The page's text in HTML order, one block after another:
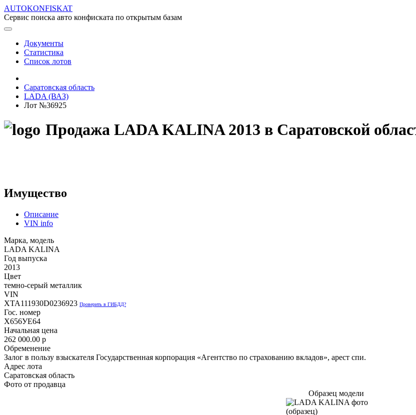
AUTOKONFISKAT
Сервис поиска авто конфиската по открытым базам
Документы
Статистика
Список лотов
Саратовская область
LADA (ВАЗ)
Лот №36925
Продажа LADA KALINA 2013 в Саратовской
Имущество
Описание
VIN info
Марка, модель
LADA KALINA
Год выпуска
2013
Цвет
темно-серый металлик
VIN
XTA111930D0236923 Проверить в ГИБДД?
Гос. номер
Х656УЕ64
Начальная цена
262 000.00 p
Обременение
Залог в пользу взыскателя Государственная корпорация «Агентство по страхованию вкладов», арест спи.
Адрес лота
Саратовская область
Фото от продавца
Образец модели